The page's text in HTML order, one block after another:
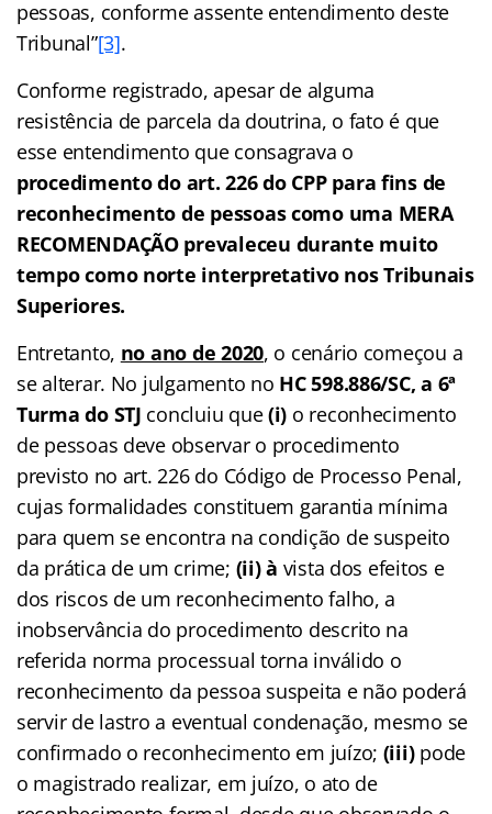
pessoas, conforme assente entendimento deste
Tribunal”[3].
Conforme registrado, apesar de alguma
resistência de parcela da doutrina, o fato é que
esse entendimento que consagrava o
procedimento do art. 226 do CPP para fins de
reconhecimento de pessoas como uma MERA
RECOMENDAÇÃO prevaleceu durante muito
tempo como norte interpretativo nos Tribunais
Superiores.
Entretanto, no ano de 2020, o cenário começou a
se alterar. No julgamento no HC 598.886/SC, a 6ª
Turma do STJ concluiu que(i) o reconhecimento
de pessoas deve observar o procedimento
previsto no art. 226 do Código de Processo Penal,
cujas formalidades constituem garantia mínima
para quem se encontra na condição de suspeito
da prática de um crime; (ii) à vista dos efeitos e
dos riscos de um reconhecimento falho, a
inobservância do procedimento descrito na
referida norma processual torna inválido o
reconhecimento da pessoa suspeita e não poderá
servir de lastro a eventual condenação, mesmo se
confirmado o reconhecimento em juízo; (iii) pode
o magistrado realizar, em juízo, o ato de